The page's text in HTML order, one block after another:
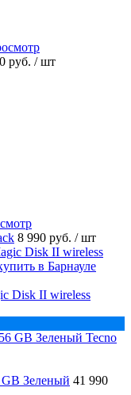
руб. / шт
8 990 руб. / шт
Disk II wireless
Зеленый 41 990